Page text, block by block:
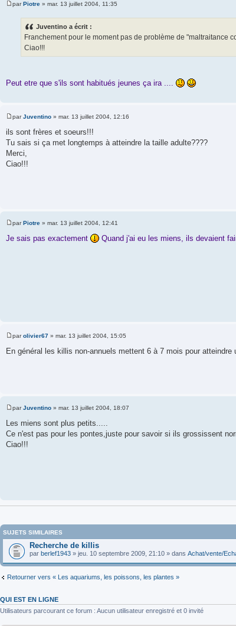
M
parPiotre » mar. 13 juillet 2004, 11:35
Juventino a écrit :
Franchement pour le moment pas de problème de "maltraitance
Ciao!!!
Peut etre que s'ils sont habitués jeunes ça ira ....
M
e
s
s
a
g
e
parJuventino » mar. 13 juillet 2004, 12:16
ils sont frères et soeurs!!!
Tu sais si ça met longtemps à atteindre la taille adulte????
Merci,
Ciao!!!
M
e
s
parPiotre » mar. 13 juillet 2004, 12:41
Je sais pas exactement Quand j'ai eu les miens, ils devaient
M
e
s
parolivier67 » mar. 13 juillet 2004, 15:05
En général les killis non-annuels mettent 6 à 7 mois pour
M
e
s
s
a
g
parJuventino » mar. 13 juillet 2004, 18:07
Les miens sont plus petits.....
Ce n'est pas pour les pontes,juste pour savoir si ils grossissent
Ciao!!!
SUJETS SIMILAIRES
Recherche de killis
par berlef1943 » jeu. 10 septembre 2009, 21:10 » dans Achat/vente/
Retourner vers « Les aquariums, les poissons, les plantes »
QUI EST EN LIGNE
Utilisateurs parcourant ce forum : Aucun utilisateur enregistré et 0 invité